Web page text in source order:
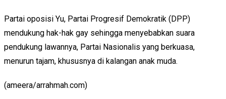
Partai oposisi Yu, Partai Progresif Demokratik (DPP)
mendukung hak-hak gay sehingga menyebabkan suara
pendukung lawannya, Partai Nasionalis yang berkuasa,
menurun tajam, khususnya di kalangan anak muda.
(ameera/arrahmah.com)